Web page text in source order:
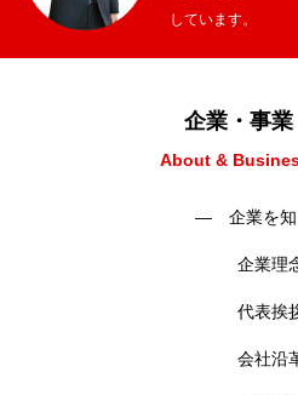
しています。
企業・事
About &
― 企業を
企業理
代表挨
会社沿